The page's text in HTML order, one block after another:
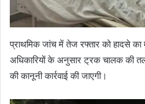
प्राथमिक जांच में तेज रफ्तार को हादसे का
अधिकारियों के अनुसार ट्रक चालक की
की कानूनी कार्रवाई की जाएगी।